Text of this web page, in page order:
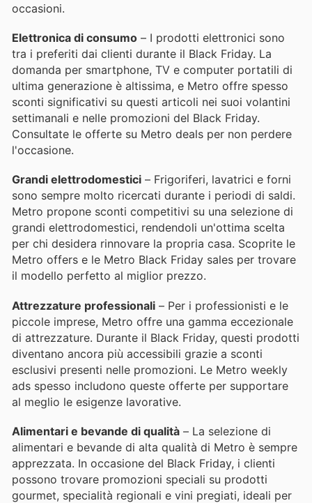
occasioni.
Elettronica di consumo – I prodotti elettronici sono
tra i preferiti dai clienti durante il Black Friday. La
domanda per smartphone, TV e computer portatili di
ultima generazione è altissima, e Metro offre spesso
sconti significativi su questi articoli nei suoi volantini
settimanali e nelle promozioni del Black Friday.
Consultate le offerte su Metro deals per non perdere
l'occasione.
Grandi elettrodomestici – Frigoriferi, lavatrici e forni
sono sempre molto ricercati durante i periodi di saldi.
Metro propone sconti competitivi su una selezione di
grandi elettrodomestici, rendendoli un'ottima scelta
per chi desidera rinnovare la propria casa. Scoprite le
Metro offers e le Metro Black Friday sales per trovare
il modello perfetto al miglior prezzo.
Attrezzature professionali – Per i professionisti e le
piccole imprese, Metro offre una gamma eccezionale
di attrezzature. Durante il Black Friday, questi prodotti
diventano ancora più accessibili grazie a sconti
esclusivi presenti nelle promozioni. Le Metro weekly
ads spesso includono queste offerte per supportare
al meglio le esigenze lavorative.
Alimentari e bevande di qualità – La selezione di
alimentari e bevande di alta qualità di Metro è sempre
apprezzata. In occasione del Black Friday, i clienti
possono trovare promozioni speciali su prodotti
gourmet, specialità regionali e vini pregiati, ideali per